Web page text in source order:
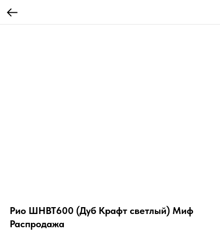
Рио ШНВТ600 (Дуб Крафт светлый) Миф
Распродажа